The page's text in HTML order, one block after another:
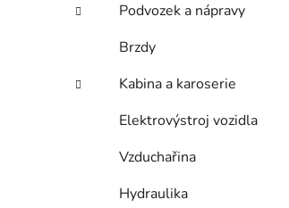
Podvozek a nápravy
Brzdy
Kabina a karoserie
Elektrovýstroj vozidla
Vzduchařina
Hydraulika